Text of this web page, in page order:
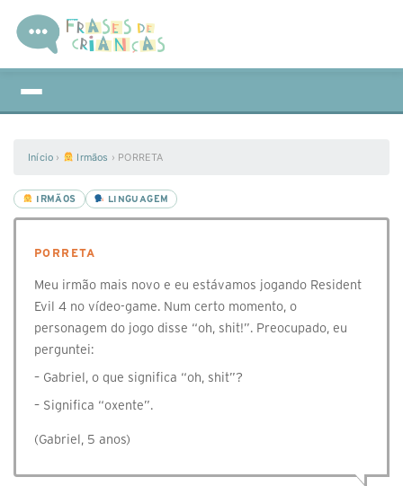
Início › Irmãos › PORRETA
IRMÃOS LINGUAGEM
PORRETA
Meu irmão mais novo e eu estávamos jogando Resident
Evil 4 no vídeo-game. Num certo momento, o
personagem do jogo disse “oh, shit!”. Preocupado, eu
perguntei:
– Gabriel, o que significa “oh, shit”?
– Significa “oxente”.
(Gabriel, 5 anos)